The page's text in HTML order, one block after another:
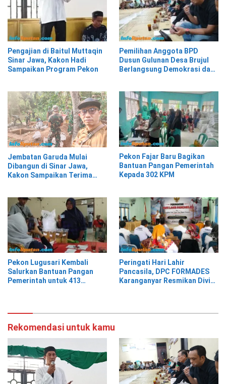
Pengajian di Baitul Muttaqin
Sinar Jawa, Kakon Hadi
Sampaikan Program Pekon
Pemilihan Anggota BPD
Dusun Gulunan Desa Brujul
Berlangsung Demokrasi dan
Jembatan Garuda Mulai
Dibangun di Sinar Jawa,
Kakon Sampaikan Terima
Pekon Fajar Baru Bagikan
Bantuan Pangan Pemerintah
Kepada 302 KPM
Pekon Lugusari Kembali
Salurkan Bantuan Pangan
Pemerintah untuk 413
Peringati Hari Lahir
Pancasila, DPC FORMADES
Karanganyar Resmikan Divisi
Rekomendasi untuk kamu